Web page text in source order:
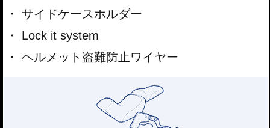
サイドケースホルダー
Lock it system
ヘルメット盗難防止ワイヤー